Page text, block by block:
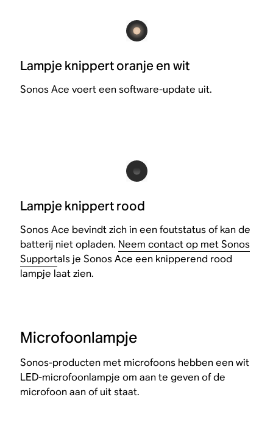
Lampje knippert oranje en wit
Sonos Ace voert een software-update uit.
Lampje knippert rood
Sonos Ace bevindt zich in een foutstatus of kan de
batterij niet opladen. Neem contact op met Sonos
Supportals je Sonos Ace een knipperend rood
lampje laat zien.
Microfoonlampje
Sonos-producten met microfoons hebben een wit
LED-microfoonlampje om aan te geven of de
microfoon aan of uit staat.